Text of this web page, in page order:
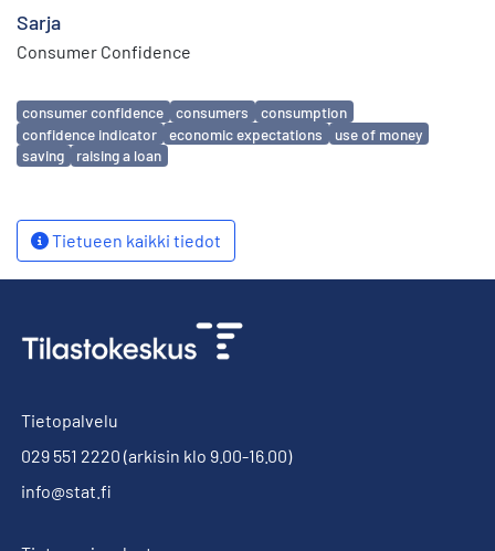
Sarja
Consumer Confidence
Avainsanat
consumer confidence consumers
consumption
confidence indicator
economic expectations
use of money
saving
raising a loan
Tietueen kaikki tiedot
Tietopalvelu
029 551 2220 (arkisin klo 9.00-16.00)
info@stat.fi